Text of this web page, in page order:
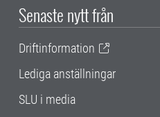
Senaste nytt från
Driftinformation
Lediga anställningar
SLU i media